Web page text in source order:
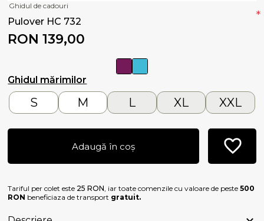
Ghidul de cadouri
Pulover HC 732
RON 139,00
Ghidul mărimilor
*
S M L XL XXL
Adaugă în coș
Tariful per colet este 25 RON, iar toate comenzile cu valoare de peste500
RON beneficiaza de transport gratuit.